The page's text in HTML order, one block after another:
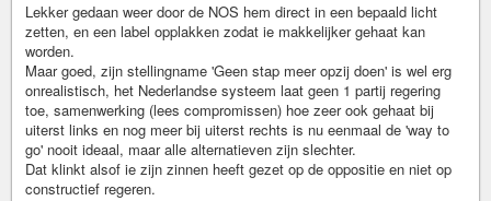
Lekker gedaan weer door de NOS hem direct in een bepaald licht
zetten, en een label opplakken zodat ie makkelijker gehaat kan
worden.
Maar goed, zijn stellingname 'Geen stap meer opzij doen' is wel erg
onrealistisch, het Nederlandse systeem laat geen 1 partij regering
toe, samenwerking (lees compromissen) hoe zeer ook gehaat bij
uiterst links en nog meer bij uiterst rechts is nu eenmaal de 'way to
go' nooit ideaal, maar alle alternatieven zijn slechter.
Dat klinkt alsof ie zijn zinnen heeft gezet op de oppositie en niet op
constructief regeren.